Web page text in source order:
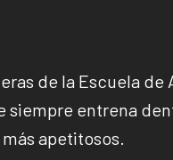
de la Escuela de
siempre entrena
apetitosos.